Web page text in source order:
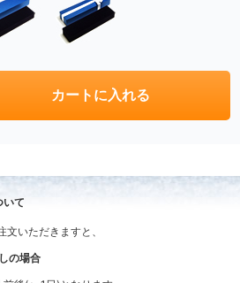
いて
文いただきますと、
の場合